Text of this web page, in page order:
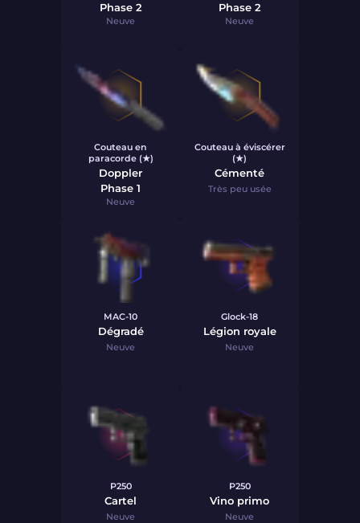
Phase 2
Neuve
Phase 2
Neuve
Couteau en
paracorde (★)
Doppler
Phase 1
Neuve
Couteau à éviscérer
(★)
Cémenté
Très peu usée
MAC-10
Dégradé
Neuve
Glock-18
Légion royale
Neuve
P250
Cartel
Neuve
P250
Vino primo
Neuve